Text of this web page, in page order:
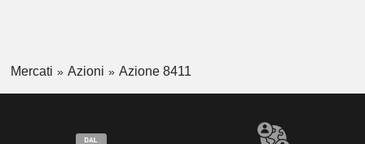
Mercati Azioni Azione 8411